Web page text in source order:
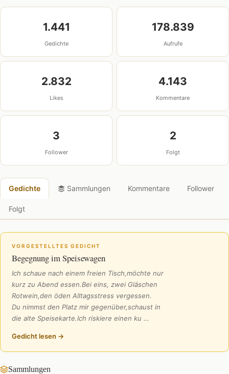
1.441
Gedichte
178.839
Aufrufe
2.832
Likes
4.143
Kommentare
3
Follower
2
Folgt
Gedichte Sammlungen Kommentare Follower
Folgt
VORGESTELLTES GEDICHT
Begegnung im Speisewagen
Ich schaue nach einem freien Tisch,möchte nur
kurz zu Abend essen.Bei eins, zwei Gläschen
Rotwein,den öden Alltagsstress vergessen.
Du nimmst den Platz mir gegenüber,schaust in
die alte Speisekarte.Ich riskiere einen ku …
Gedicht lesen →
Sammlungen